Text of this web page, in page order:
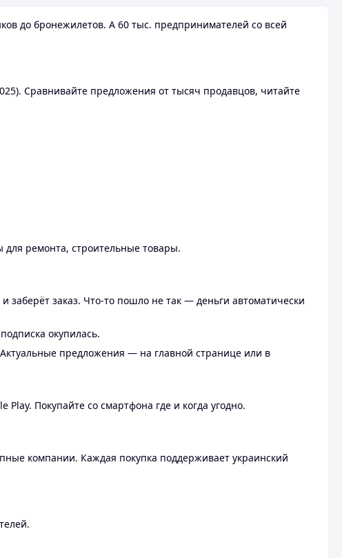
до бронежилетов. А 60 тыс. предпринимателей со всей
Сравнивайте предложения от тысяч продавцов, читайте
для ремонта, строительные товары.
заберёт заказ. Что-то пошло не так — деньги автоматически
окупилась.
предложения — на главной странице или в
Покупайте со смартфона где и когда угодно.
компании. Каждая покупка поддерживает украинский